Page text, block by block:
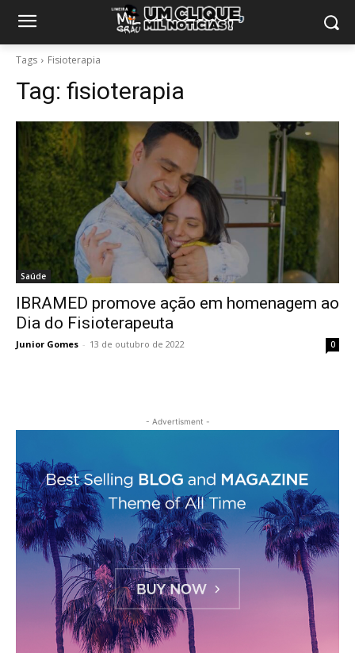
Tags Fisioterapia
Tag: fisioterapia
Saúde
IBRAMED promove ação em homenagem ao
Dia do Fisioterapeuta
Junior Gomes - 13 de outubro de 2022 0
- Advertisment -